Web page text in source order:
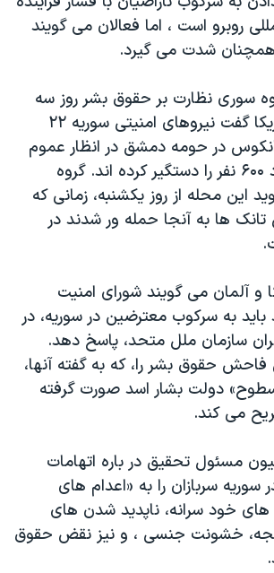
روبرو است ، اما فعالان می گویند
شدت می گیرد.
سوری نظارت بر حقوق بشر روز سه
شنبه به صدای امریکا گفت نیروهای امنیتی سوریه ٢٢
در حومه دمشق در انظار عموم
دار زده اند و حدود ۶۰۰ نفر را دستگیر کرده اند. گروه
این محله از روز یکشنبه، زمانی که
تانک ها به آنجا حمله ور شدند در
و آلمان می گویند شورای امنیت
به سرکوب معترضین در سوریه، در
سازمان ملل متحد، پاسخ دهد.
حقوق بشر را، که به گفته آنها،
سطوح» دولت بشار اسد صورت گرفته
می کند.
مسئول تحقیق در باره اتهامات
سربازان را به «اعدام های
خود سرانه، ناپدید شدن های
خشونت جنسی ، و نیز نقض حقوق